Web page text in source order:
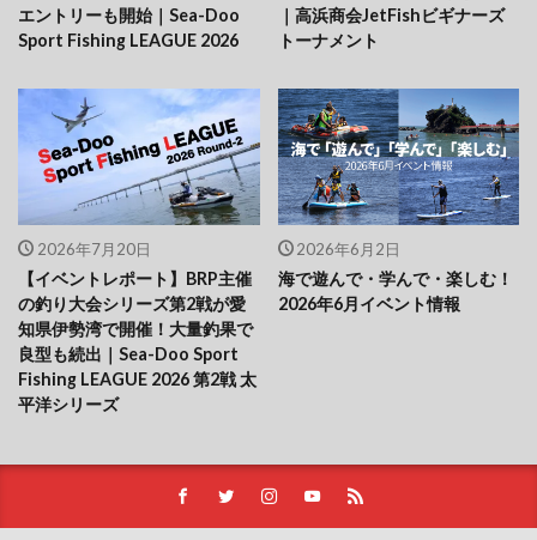
エントリーも開始｜Sea-Doo
Sport Fishing LEAGUE 2026
｜高浜商会JetFishビギナーズ
トーナメント
2026年7月20日
【イベントレポート】BRP主催
の釣り大会シリーズ第2戦が愛
知県伊勢湾で開催！大量釣果で
良型も続出｜Sea-Doo Sport
Fishing LEAGUE 2026 第2戦 太
平洋シリーズ
2026年6月2日
海で遊んで・学んで・楽しむ！
2026年6月イベント情報